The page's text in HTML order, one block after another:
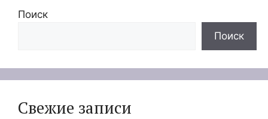
Поиск
Поиск
Свежие записи